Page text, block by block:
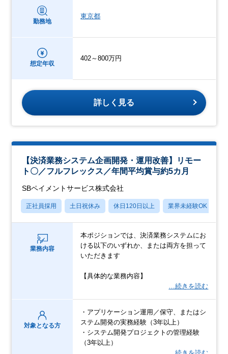
勤務地
東京都
想定年収
402～800万円
詳しく見る
【決済業務システム企画開発・運用改善】リモー
ト〇／フルフレックス／年間平均賞与約5カ月
SBペイメントサービス株式会社
正社員採用 土日祝休み 休日120日以上 業界未経験OK
業務内容
本ポジションでは、決済業務システムにお
ける以下のいずれか、または両方を担って
いただきます
【具体的な業務内容】
…続きを読む
対象となる方
・アプリケーション運用／保守、またはシ
ステム開発の実務経験（3年以上）
・システム開発プロジェクトの管理経験
（3年以上）